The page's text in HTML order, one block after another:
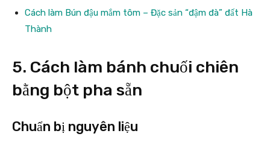
Cách làm Bún đậu mắm tôm – Đặc sản “đậm đà” đất Hà
Thành
5. Cách làm bánh chuối chiên
bằng bột pha sẵn
Chuẩn bị nguyên liệu